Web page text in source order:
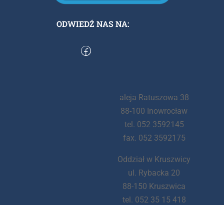
ODWIEDŹ NAS NA:
aleja Ratuszowa 38
88-100 Inowrocław
tel. 052 3592145
fax. 052 3592175
Oddział w Kruszwicy
ul. Rybacka 20
88-150 Kruszwica
tel. 052 35 15 418